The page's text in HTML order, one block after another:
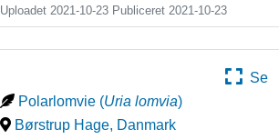
Uploadet 2021-10-23 Publiceret2021-10-23
Se
Polarlomvie (Uria lomvia)
Børstrup Hage, Danmark